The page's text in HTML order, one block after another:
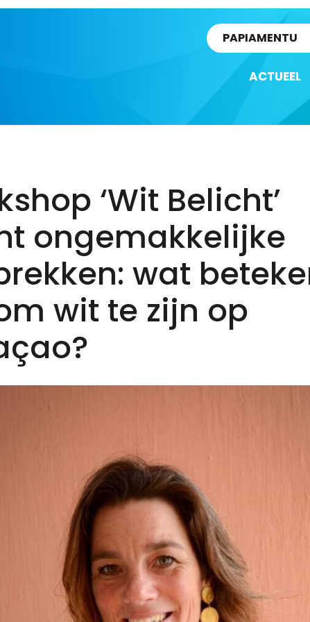
PAPIAMENTU
ACTUEEL
‘Wit Belicht’
ongemakkelijke
wat
wit te zijn op